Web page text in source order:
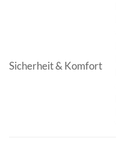
Sicherheit & Komfort